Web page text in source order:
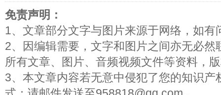
免责声明：
1、文章部分文字与图片来源于网络，如有
2、因编辑需要，文字和图片之间亦无必
所有文章、图片、音频视频文件等资料，
3、本文章内容若无意中侵犯了您的知识